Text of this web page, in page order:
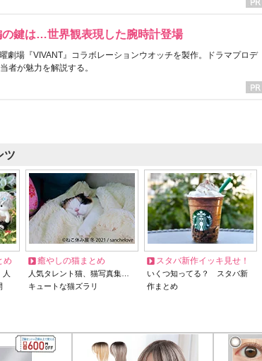
の鍵は…世界観表現した腕時計登場
劇場『VIVANT』コラボレーションウオッチを製作。ドラマプロデ
者が魅力を解説する。
ツ
め
人
癒やしの猫まとめ
人気タレント猫、猫写真集…
キュートな猫ズラリ
スタバ新作イッキ見せ！
いくつ知ってる？ スタバ新
作まとめ